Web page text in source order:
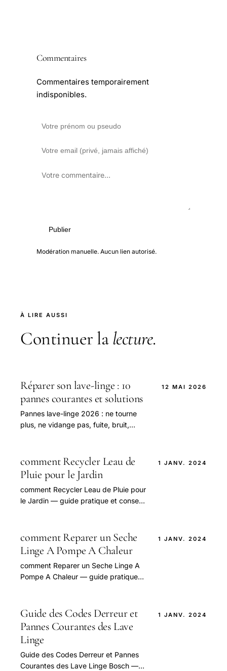
Commentaires
Commentaires temporairement
indisponibles.
Publier
Modération manuelle. Aucun lien autorisé.
À LIRE AUSSI
Continuer la lecture.
Réparer son lave-linge : 10
pannes courantes et solutions
Pannes lave-linge 2026 : ne tourne
plus, ne vidange pas, fuite, bruit,
12 MAI 2026
comment Recycler Leau de
Pluie pour le Jardin
comment Recycler Leau de Pluie pour
le Jardin — guide pratique et conseils
1 JANV. 2024
comment Reparer un Seche
Linge A Pompe A Chaleur
comment Reparer un Seche Linge A
Pompe A Chaleur — guide pratique
1 JANV. 2024
Guide des Codes Derreur et
Pannes Courantes des Lave
Linge
Guide des Codes Derreur et Pannes
Courantes des Lave Linge Bosch —
1 JANV. 2024